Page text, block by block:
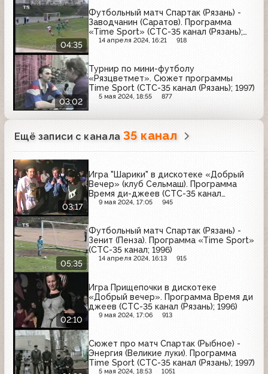
04:35
Футбольный матч Спартак (Рязань) -
Заводчанин (Саратов). Программа
«Time Sport» (СТС-35 канал (Рязань);
1996)
14 апреля 2024, 16:21 918
03:02
Турнир по мини-футболу
«Рязцветмет». Сюжет программы
Time Sport (СТС-35 канал (Рязань); 1997)
5 мая 2024, 18:55 877
Ещё записи с канала 35 канал
03:17
Игра "Шарики" в дискотеке «Добрый
Вечер» (клуб Сельмаш). Программа
Время ди-джеев (СТС-35 канал
(Рязань); 1996)
9 мая 2024, 17:05 945
05:35
Футбольный матч Спартак (Рязань) -
Зенит (Пенза). Программа «Time Sport»
(СТС-35 канал; 1996)
14 апреля 2024, 16:13 915
02:10
Игра Прищепочки в дискотеке
«Добрый вечер». Программа Время ди
джеев (СТС-35 канал (Рязань); 1996)
9 мая 2024, 17:06 913
Сюжет про матч Спартак (Рыбное) -
Энергия (Великие луки). Программа
Time Sport (СТС-35 канал (Рязань); 1997)
5 мая 2024, 18:53 1051